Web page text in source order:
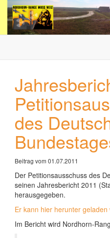
des
Beitrag vom 01.07.2011
Der Petitionsausschuss des
seinen Jahresbericht 2011
herausgegeben.
Er kann hier herunter geladen
Im Bericht wird Nordhorn-